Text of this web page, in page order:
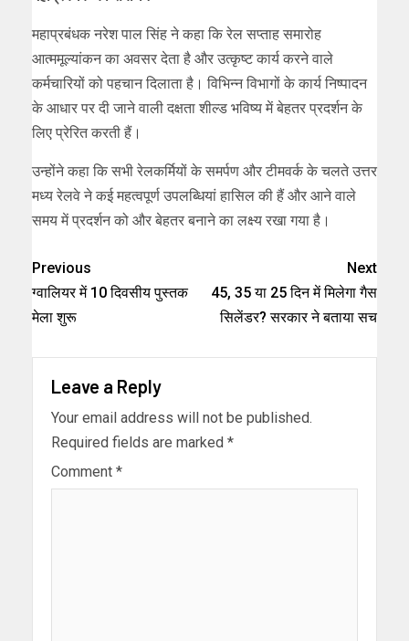
महाप्रबंधक नरेश पाल सिंह ने कहा कि रेल सप्ताह समारोह
आत्ममूल्यांकन का अवसर देता है और उत्कृष्ट कार्य करने वाले
कर्मचारियों को पहचान दिलाता है। विभिन्न विभागों के कार्य निष्पादन
के आधार पर दी जाने वाली दक्षता शील्ड भविष्य में बेहतर प्रदर्शन के
लिए प्रेरित करती हैं।
उन्होंने कहा कि सभी रेलकर्मियों के समर्पण और टीमवर्क के चलते उत्तर
मध्य रेलवे ने कई महत्वपूर्ण उपलब्धियां हासिल की हैं और आने वाले
समय में प्रदर्शन को और बेहतर बनाने का लक्ष्य रखा गया है।
Previous
ग्वालियर में 10 दिवसीय पुस्तक
मेला शुरू
Next
45, 35 या 25 दिन में मिलेगा गैस
सिलेंडर? सरकार ने बताया सच
Leave a Reply
Your email address will not be published.
Required fields are marked *
Comment *